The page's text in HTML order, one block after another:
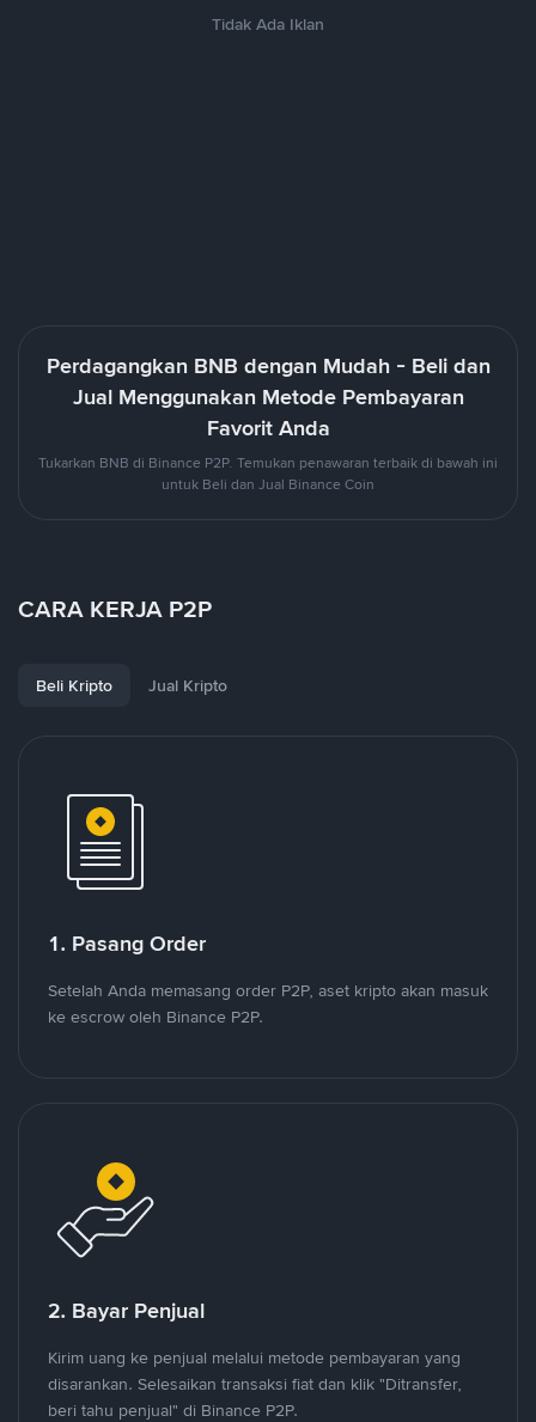
Tidak Ada Iklan
Perdagangkan BNB dengan Mudah - Beli dan
Jual Menggunakan Metode Pembayaran
Favorit Anda
Tukarkan BNB di Binance P2P. Temukan penawaran terbaik di bawah ini
untuk Beli dan Jual Binance Coin
CARA KERJA P2P
Beli Kripto Jual Kripto
1. Pasang Order
Setelah Anda memasang order P2P, aset kripto akan masuk
ke escrow oleh Binance P2P.
2. Bayar Penjual
Kirim uang ke penjual melalui metode pembayaran yang
disarankan. Selesaikan transaksi fiat dan klik "Ditransfer,
beri tahu penjual" di Binance P2P.